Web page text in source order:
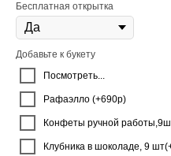
Бесплатная открытка
Добавьте к букету
Посмотреть...
Рафаэлло (+690р)
Конфеты ручной
Клубника в шоколаде, 9